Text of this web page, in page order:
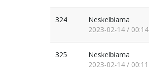
324
Neskelbiama
2023-02-14 / 00:14
325
Neskelbiama
2023-02-14 / 00:11